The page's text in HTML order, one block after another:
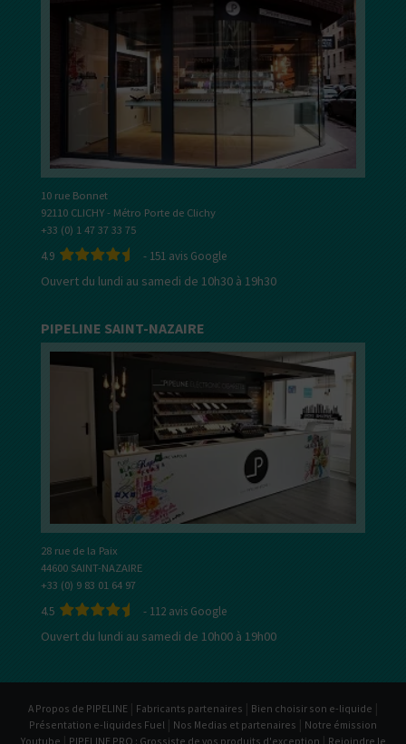
10 rue Bonnet
92110 CLICHY - Métro Porte de Clichy
+33 (0) 1 47 37 33 75
4.9 - 151 avis Google
Ouvert du lundi au samedi de 10h30 à 19h30
PIPELINE SAINT-NAZAIRE
28 rue de la Paix
44600 SAINT-NAZAIRE
+33 (0) 9 83 01 64 97
4.5 - 112 avis Google
Ouvert du lundi au samedi de 10h00 à 19h00
A Propos de PIPELINE | Fabricants partenaires | Bien choisir son e-liquide |
Présentation e-liquides Fuel | Nos Medias et partenaires | Notre émission
Youtube | PIPELINE PRO : Grossiste de vos produits d'exception | Rejoindre le